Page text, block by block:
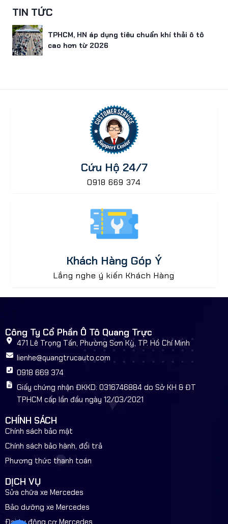
TIN TỨC
TPHCM, HN áp dụng tiêu chuẩn khí thải ô tô
cao hơn từ 2026
Cứu Hộ 24/7
0918 669 374
Khách Hàng Góp Ý
Lắng nghe ý kiến Khách Hàng
Công Ty Cổ Phần Ô Tô Quang Trực
471 Lê Trọng Tấn, Phường Sơn Kỳ, TP. Hồ Chí Minh
lienhe@quangtrucauto.com
0918 669 374
Giấy chứng nhận ĐKKD: 0316746884 do Sở KH & ĐT
TPHCM cấp lần đầu ngày 12/03/2021
CHÍNH SÁCH
Chính sách bảo mật
Chính sách bảo hành, đổi trả
Phương thức thanh toán
DỊCH VỤ
Sửa chữa xe Mercedes
Bảo dưỡng xe Mercedes
Đại tu động cơ Mercedes